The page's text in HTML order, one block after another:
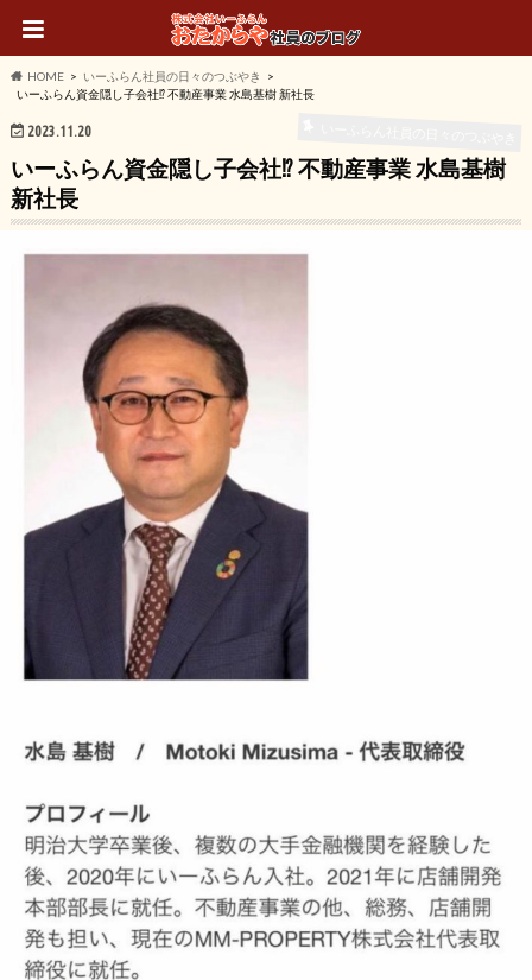
HOME
いーふらん社員の日々のつぶやき
いーふらん資金隠し子会社⁉︎ 不動産事業 水島基樹 新社長
2023.11.20
いーふらん資金隠し子会社⁉︎ 不動産事業 水島基樹
新社長